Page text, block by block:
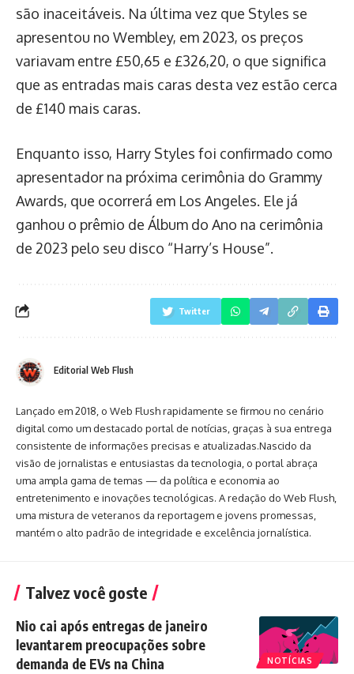
são inaceitáveis. Na última vez que Styles se
apresentou no Wembley, em 2023, os preços
variavam entre £50,65 e £326,20, o que significa
que as entradas mais caras desta vez estão cerca
de £140 mais caras.
Enquanto isso, Harry Styles foi confirmado como
apresentador na próxima cerimônia do Grammy
Awards, que ocorrerá em Los Angeles. Ele já
ganhou o prêmio de Álbum do Ano na cerimônia
de 2023 pelo seu disco “Harry’s House”.
Twitter
Editorial Web Flush
Lançado em 2018, o Web Flush rapidamente se firmou no cenário
digital como um destacado portal de notícias, graças à sua entrega
consistente de informações precisas e atualizadas.Nascido da
visão de jornalistas e entusiastas da tecnologia, o portal abraça
uma ampla gama de temas — da política e economia ao
entretenimento e inovações tecnológicas. A redação do Web Flush,
uma mistura de veteranos da reportagem e jovens promessas,
mantém o alto padrão de integridade e excelência jornalística.
Talvez você goste
NOTÍCIAS
Nio cai após entregas de janeiro
levantarem preocupações sobre
demanda de EVs na China